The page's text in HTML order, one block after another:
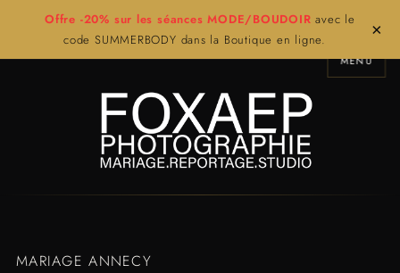
Offre -20% sur les séances MODE/BOUDOIR avec le
code SUMMERBODY dans la Boutique en ligne.
×
MENU
MARIAGE ANNECY